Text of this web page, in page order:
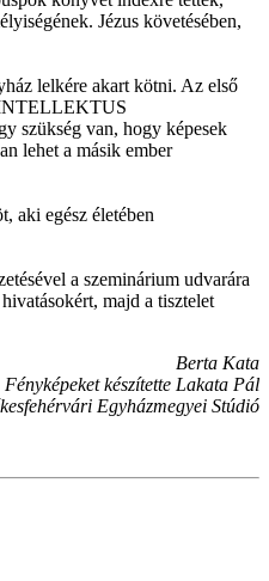
Jézus követésében,
lelkére akart kötni. Az első
INTELLEKTUS
szükség van, hogy képesek
lehet a másik ember
aki egész életében
a szeminárium udvarára
majd a tisztelet
Berta Kata
Fényképeket készítette Lakata Pál
Egyházmegyei Stúdió